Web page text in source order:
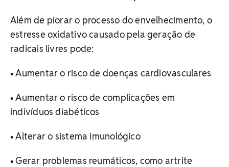
Além de piorar o processo do envelhecimento, o
estresse oxidativo causado pela geração de
radicais livres pode:
• Aumentar o risco de doenças cardiovasculares
• Aumentar o risco de complicações em
indivíduos diabéticos
• Alterar o sistema imunológico
• Gerar problemas reumáticos, como artrite